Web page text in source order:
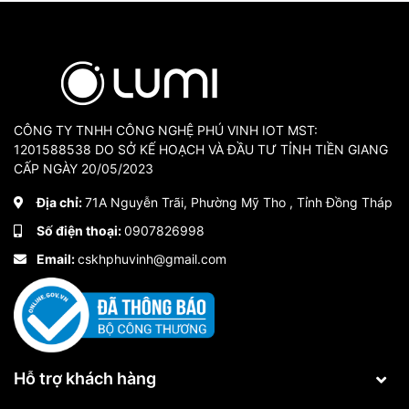
CÔNG TY TNHH CÔNG NGHỆ PHÚ VINH IOT MST:
1201588538 DO SỞ KẾ HOẠCH VÀ ĐẦU TƯ TỈNH TIỀN GIANG
CẤP NGÀY 20/05/2023
Địa chỉ:71A Nguyễn Trãi, Phường Mỹ Tho , Tỉnh Đồng Tháp
Số điện thoại:0907826998
Email:cskhphuvinh@gmail.com
Hỗ trợ khách hàng